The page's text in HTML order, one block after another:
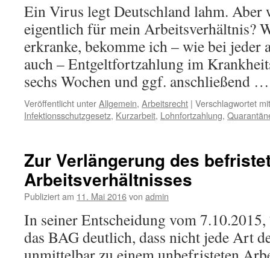
Ein Virus legt Deutschland lahm. Aber
eigentlich für mein Arbeitsverhältnis?
erkranke, bekomme ich – wie bei jeder
auch – Entgeltfortzahlung im
sechs Wochen und ggf. anschließend
Veröffentlicht unterAllgemein, Arbeitsrecht | Verschlagwortet mit
Infektionsschutzgesetz, Kurzarbeit, Lohnfortzahlung,
Zur Verlängerung des
Arbeitsverhältnisses
Publiziert am 11. Mai 2016von admin
In seiner Entscheidung vom
das BAG deutlich, dass nicht jede Art